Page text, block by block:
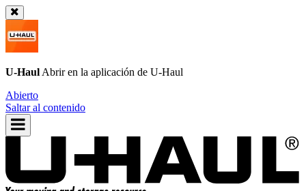
U-Haul Abrir en la aplicación de U-Haul
Abierto
Saltar al contenido